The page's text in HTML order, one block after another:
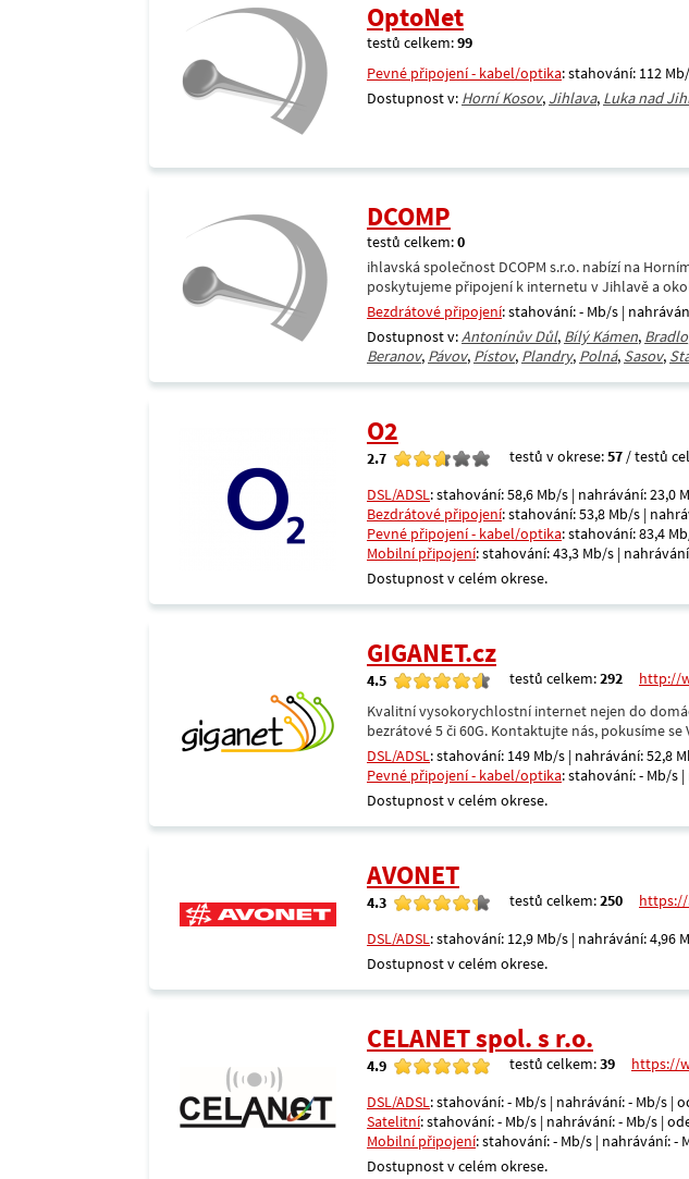
OptoNet
testů celkem:99
Pevné připojení - kabel/optika: stahování: 112
Dostupnost v: Horní Kosov, Jihlava, Luka nad
DCOMP
testů celkem:0
ihlavská společnost DCOPM s.r.o. nabízí na
poskytujeme připojení k internetu v Jihlavě a
Bezdrátové připojení: stahování: - Mb/s |
Dostupnost v:Antonínův Důl, Bílý Kámen, Bradlo
Beranov, Pávov, Pístov, Plandry, Polná, Sasov,
O2
2.7 testů v okrese:57 / testů
DSL/ADSL: stahování: 58,6 Mb/s | nahrávání: 23,0
Bezdrátové připojení: stahování: 53,8 Mb/s |
Pevné připojení - kabel/optika: stahování: 83,4
Mobilní připojení: stahování: 43,3 Mb/s |
Dostupnost v celém okrese.
GIGANET.cz
4.5 testů celkem:292
http://
Kvalitní vysokorychlostní internet nejen do
bezrátové 5 či 60G. Kontaktujte nás, pokusíme
DSL/ADSL: stahování: 149 Mb/s | nahrávání: 52,8
Pevné připojení - kabel/optika: stahování: - Mb/s
Dostupnost v celém okrese.
AVONET
4.3 testů celkem:250
DSL/ADSL: stahování: 12,9 Mb/s | nahrávání: 4,96
Dostupnost v celém okrese.
CELANET spol. s r.o.
4.9 testů celkem:39
https://
DSL/ADSL: stahování: - Mb/s | nahrávání: - Mb/s |
Satelitní: stahování: - Mb/s | nahrávání: - Mb/s |
Mobilní připojení: stahování: - Mb/s | nahrávání: -
Dostupnost v celém okrese.